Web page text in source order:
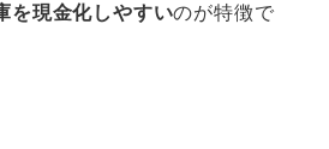
を現金化しやすいのが特徴で